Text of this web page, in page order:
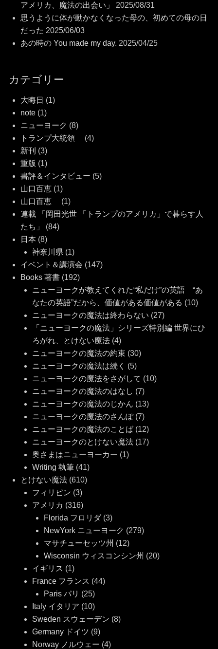
アメリカ、魔法の出会い」
2025/08/31
思うように体が動かなくなった母の、初めての母の日
だった 2025/06/03
あの時の You made my day. 2025/04/25
カテゴリー
大晦日 (1)
note(1)
ニューヨーク (8)
トランプ大統領
(4)
新刊 (3)
重版 (1)
書評＆インタビュー (5)
山口百恵(1)
山口百恵
(1)
連載 「岡田光世 「トランプのアメリカ」で暮らす人
たち」
(84)
日本 (8)
神奈川県 (1)
イベント＆講演会 (147)
Books 著書(192)
ニューヨークが教えてくれた“私だけ”の英語 “あ
なたの英語”だから、価値がある価値がある (10)
ニューヨークの魔法は終わらない (27)
「ニューヨークの魔法」シリーズ特別編 世界にひ
ろがれ、とけない魔法(4)
ニューヨークの魔法の約束 (30)
ニューヨークの魔法は続く
(5)
ニューヨークの魔法をさがして (10)
ニューヨークの魔法のはなし (7)
ニューヨークの魔法のじかん (13)
ニューヨークの魔法のさんぽ(7)
ニューヨークの魔法のことば(12)
ニューヨークのとけない魔法(17)
奥さまはニューヨーカー (1)
Writing 執筆(41)
とけない魔法(610)
フィリピン (3)
アメリカ (316)
Florida フロリダ(3)
NewYork ニューヨーク (279)
マサチューセッツ州 (12)
Wisconsin ウィスコンシン州 (20)
イギリス (1)
France フランス (44)
Paris パリ (25)
Italy イタリア (10)
Sweden スウェーデン (8)
Germany ドイツ (9)
Norway ノルウェー (4)